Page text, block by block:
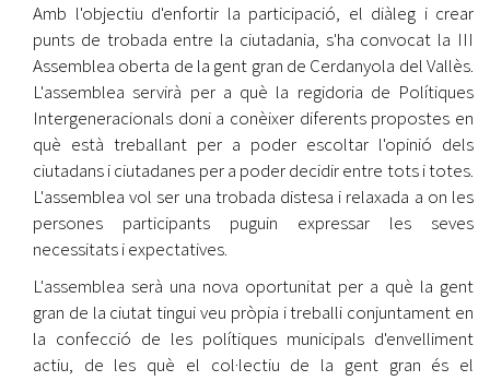
Amb l'objectiu d'enfortir la participació, el diàleg i crear
punts de trobada entre la ciutadania, s'ha convocat la III
Assemblea oberta de la gent gran de Cerdanyola del Vallès.
L'assemblea servirà per a què la regidoria de Polítiques
Intergeneracionals doni a conèixer diferents propostes en
què està treballant per a poder escoltar l'opinió dels
ciutadans i ciutadanes per a poder decidir entre tots i totes.
L'assemblea vol ser una trobada distesa i relaxada a on les
persones participants puguin expressar les seves
necessitats i expectatives.
L'assemblea serà una nova oportunitat per a què la gent
gran de la ciutat tingui veu pròpia i treballi conjuntament en
la confecció de les polítiques municipals d'envelliment
actiu, de les què el col·lectiu de la gent gran és el